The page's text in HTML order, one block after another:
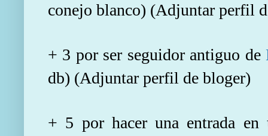
conejo blanco) (Adjuntar perfil
+ 3 por ser seguidor antiguo de
db) (Adjuntar perfil de bloger)
+ 5 por hacer una entrada